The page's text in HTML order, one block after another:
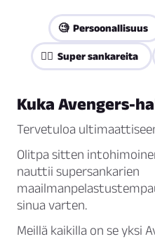
🧐 Persoonallisuus
🦸‍♀️ Super sankareita
Kuka Avengers-
Tervetuloa
Olitpa sitten
nauttii supersankarien
sinua varten.
Meillä kaikilla on se yksi